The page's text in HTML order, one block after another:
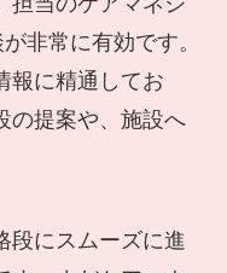
非常に有効です。
報に精通してお
の提案や、施設へ
段にスムーズに進